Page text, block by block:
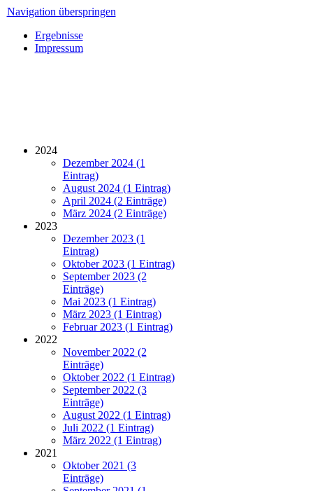
Navigation überspringen
Ergebnisse
Impressum
2024
Dezember 2024 (1
Eintrag)
August 2024 (1 Eintrag)
April 2024 (2 Einträge)
März 2024 (2 Einträge)
2023
Dezember 2023 (1
Eintrag)
Oktober 2023 (1 Eintrag)
September 2023 (2
Einträge)
Mai 2023 (1 Eintrag)
März 2023 (1 Eintrag)
Februar 2023 (1 Eintrag)
2022
November 2022 (2
Einträge)
Oktober 2022 (1 Eintrag)
September 2022 (3
Einträge)
August 2022 (1 Eintrag)
Juli 2022 (1 Eintrag)
März 2022 (1 Eintrag)
2021
Oktober 2021 (3
Einträge)